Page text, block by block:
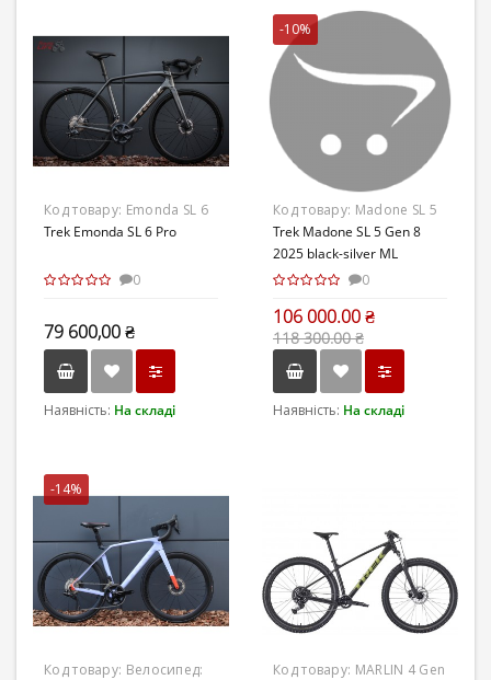
Код товару: Emonda SL 6
Pro
Trek Emonda SL 6 Pro
0
79 600,00 ₴
Наявність: На складі
-10%
Код товару: Madone SL 5
Gen 8 2025 black-silver ML
Trek Madone SL 5 Gen 8
2025 black-silver ML
0
106 000.00 ₴
118 300.00 ₴
Наявність: На складі
-14%
Код товару: Велосипед:
Код товару: MARLIN 4 Gen